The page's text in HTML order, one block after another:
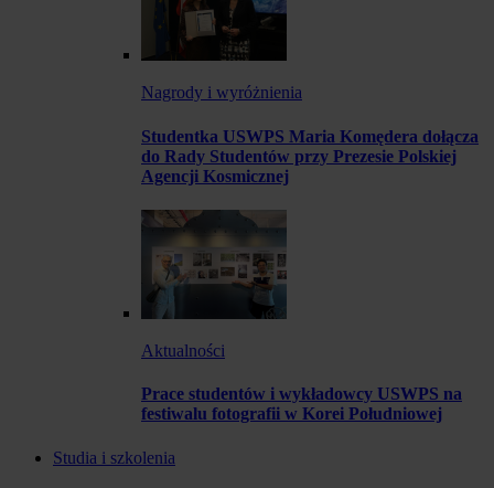
Nagrody i wyróżnienia
Studentka USWPS Maria Komędera dołącza
do Rady Studentów przy Prezesie Polskiej
Agencji Kosmicznej
Aktualności
Prace studentów i wykładowcy USWPS na
festiwalu fotografii w Korei Południowej
Studia i szkolenia